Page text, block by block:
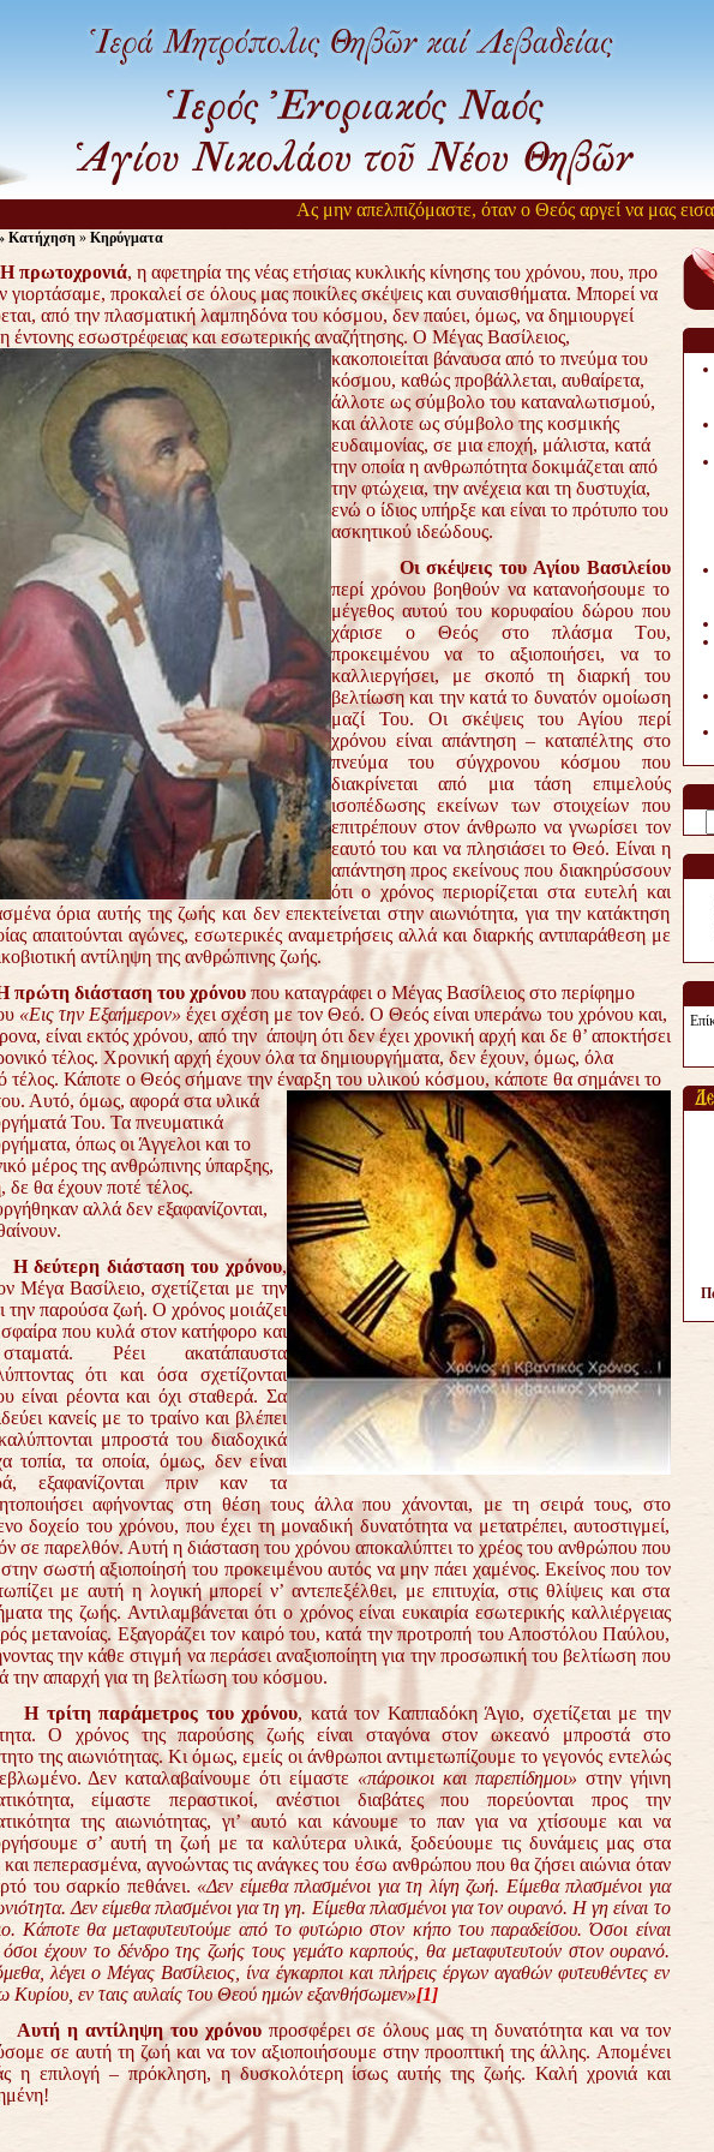
Ας μην απελπιζόμαστε, όταν ο Θεός αργεί να μας
Κατήχηση» Κηρύγματα
Η πρωτοχρονιά, η αφετηρία της νέας ετήσιας κυκλικής κίνησης του χρόνου, που, προ
γιορτάσαμε, προκαλεί σε όλους μας ποικίλες σκέψεις και συναισθήματα. Μπορεί να
από την πλασματική λαμπηδόνα του κόσμου, δεν παύει, όμως, να δημιουργεί
έντονης εσωστρέφειας και εσωτερικής αναζήτησης.Ο Μέγας Βασίλειος,
κακοποιείται βάναυσα από το πνεύμα του
κόσμου, καθώς προβάλλεται, αυθαίρετα,
άλλοτε ως σύμβολο του καταναλωτισμού,
και άλλοτε ως σύμβολο της κοσμικής
ευδαιμονίας, σε μια εποχή, μάλιστα, κατά
την οποία η ανθρωπότητα δοκιμάζεται από
την φτώχεια, την ανέχεια και τη δυστυχία,
ενώ ο ίδιος υπήρξε και είναι το πρότυπο του
ασκητικού ιδεώδους.
Οι σκέψεις του Αγίου Βασιλείου
περί χρόνου βοηθούν να κατανοήσουμε το
μέγεθος αυτού του κορυφαίου δώρου που
χάρισε ο Θεός στο πλάσμα Του,
προκειμένου να το αξιοποιήσει, να το
καλλιεργήσει, με σκοπό τη διαρκή του
βελτίωση και την κατά το δυνατόν ομοίωση
μαζί Του. Οι σκέψεις του Αγίου περί
χρόνου είναι απάντηση – καταπέλτης στο
πνεύμα του σύγχρονου κόσμου που
διακρίνεται από μια τάση επιμελούς
ισοπέδωσης εκείνων των στοιχείων που
επιτρέπουν στον άνθρωπο να γνωρίσει τον
εαυτό του και να πλησιάσει το Θεό. Είναι η
απάντηση προς εκείνους που διακηρύσσουν
ότι ο χρόνος περιορίζεται στα ευτελή και
όρια αυτής της ζωής και δεν επεκτείνεται στην αιωνιότητα, για την κατάκτηση
απαιτούνται αγώνες, εσωτερικές αναμετρήσεις αλλά και διαρκής αντιπαράθεση με
αντίληψη της ανθρώπινης ζωής.
πρώτη διάσταση του χρόνουπου καταγράφει ο Μέγας Βασίλειος στο περίφημο
«Εις την Εξαήμερον» έχει σχέση με τον Θεό. Ο Θεός είναι υπεράνω του χρόνου και,
είναι εκτός χρόνου, από την άποψη ότι δεν έχει χρονική αρχή και δε θ’ αποκτήσει
τέλος. Χρονική αρχή έχουν όλα τα δημιουργήματα, δεν έχουν, όμως, όλα
τέλος. Κάποτε ο Θεός σήμανε την έναρξη του υλικού κόσμου, κάποτε θα σημάνει το
Αυτό, όμως, αφορά σταυλικά
Του. Τα πνευματικά
όπως οι Άγγελοι και το
μέρος της ανθρώπινης ύπαρξης,
δε θα έχουν ποτέ τέλος.
αλλά δεν εξαφανίζονται,
Η δεύτερη διάσταση του χρόνου,
Μέγα Βασίλειο, σχετίζεται με την
την παρούσα ζωή. Ο χρόνος μοιάζει
που κυλά στον κατήφορο και
Ρέει ακατάπαυστα
ότι και όσα σχετίζονται
είναι ρέοντα και όχι σταθερά. Σα
κανείς με το τραίνο και βλέπει
μπροστά του διαδοχικά
τοπία, τα οποία, όμως, δεν είναι
εξαφανίζονται πριν καν τα
αφήνοντας στη θέση τους άλλα που χάνονται, με τη σειρά τους, στο
δοχείο του χρόνου, που έχει τη μοναδική δυνατότητα να μετατρέπει, αυτοστιγμεί,
σε παρελθόν. Αυτή η διάσταση του χρόνου αποκαλύπτει το χρέος του ανθρώπου που
σωστή αξιοποίησή του προκειμένου αυτός να μην πάει χαμένος. Εκείνος που τον
με αυτή η λογική μπορεί ν’ αντεπεξέλθει, με επιτυχία, στις θλίψεις και στα
της ζωής. Αντιλαμβάνεται ότι ο χρόνος είναι ευκαιρία εσωτερικής καλλιέργειας
μετανοίας. Εξαγοράζει τον καιρό του, κατά την προτροπή του Αποστόλου Παύλου,
την κάθε στιγμή να περάσει αναξιοποίητη για την προσωπική του βελτίωση που
την απαρχή για τη βελτίωση του κόσμου.
Η τρίτη παράμετρος του χρόνου, κατά τον Καππαδόκη Άγιο, σχετίζεται με την
Ο χρόνος της παρούσης ζωής είναι σταγόνα στον ωκεανό μπροστά στο
της αιωνιότητας. Κι όμως, εμείς οι άνθρωποι αντιμετωπίζουμε το γεγονός εντελώς
Δεν καταλαβαίνουμε ότι είμαστε «πάροικοι και παρεπίδημοι» στην γήινη
είμαστε περαστικοί, ανέστιοι διαβάτες που πορεύονται προς την
της αιωνιότητας, γι’ αυτό και κάνουμε το παν για να χτίσουμε και να
σ’ αυτή τη ζωή με τα καλύτερα υλικά, ξοδεύουμε τις δυνάμεις μας στα
και πεπερασμένα, αγνοώντας τις ανάγκες του έσω ανθρώπου που θα ζήσει αιώνια όταν
του σαρκίο πεθάνει. «Δεν είμεθα πλασμένοι για τη λίγη ζωή. Είμεθα πλασμένοι για
Δεν είμεθα πλασμένοι για τη γη. Είμεθα πλασμένοι για τον ουρανό. Η γη είναι το
Κάποτε θα μεταφυτευτούμε από το φυτώριο στον κήπο του παραδείσου. Όσοι είναι
όσοι έχουν το δένδρο της ζωής τους γεμάτο καρπούς, θα μεταφυτευτούν στον ουρανό.
λέγει ο Μέγας Βασίλειος, ίνα έγκαρποι και πλήρεις έργων αγαθών φυτευθέντες εν
Κυρίου, εν ταις αυλαίς του Θεού ημών εξανθήσωμεν»[1]
Αυτή η αντίληψη του χρόνουπροσφέρει σε όλους μας τη δυνατότητα και να τον
σε αυτή τη ζωή και να τον αξιοποιήσουμε στην προοπτική της άλλης. Απομένει
η επιλογή – πρόκληση, η δυσκολότερη ίσως αυτής της ζωής. Καλή χρονιά και